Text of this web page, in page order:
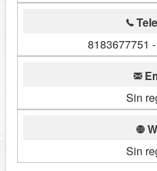
8183677751
Sin
Sin